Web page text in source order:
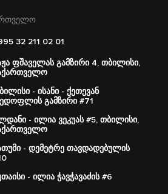
32 211 02 01
ფშაველას გამზირი 4, თბილისი,
- ისანი - ქეთევან
გამზირი #71
- ილია ვეკუას #5, თბილისი,
- დემეტრე თავდადებულის
- ილია ჭავჭავაძის #6